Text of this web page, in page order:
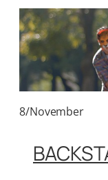
8/November